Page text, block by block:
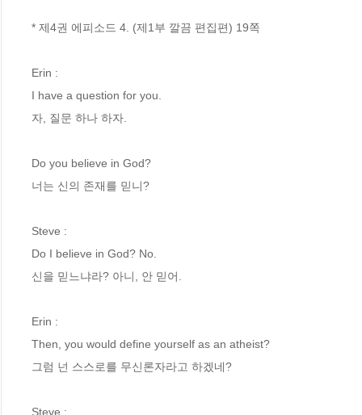
* 제4권 에피소드 4. (제1부 깔끔 편집편) 19쪽
Erin :
I have a question for you.
자, 질문 하나 하자.
Do you believe in God?
너는 신의 존재를 믿니?
Steve :
Do I believe in God? No.
신을 믿느냐라? 아니, 안 믿어.
Erin :
Then, you would define yourself as an atheist?
그럼 넌 스스로를 무신론자라고 하겠네?
Steve :